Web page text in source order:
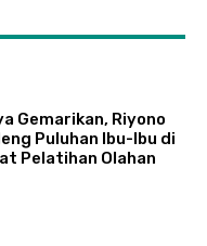
Gemarikan, Riyono
Puluhan Ibu-Ibu di
Pelatihan Olahan